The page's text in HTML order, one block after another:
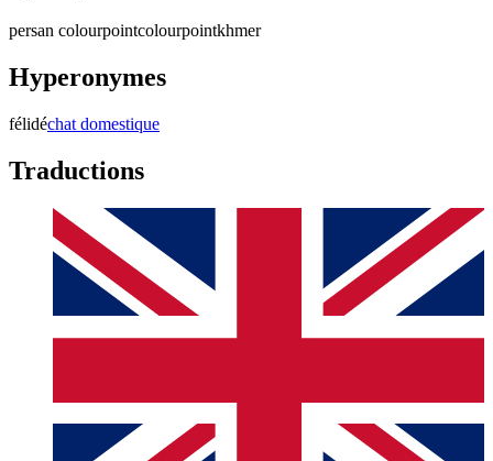
persan colourpointcolourpointkhmer
Hyperonymes
félidéchat domestique
Traductions